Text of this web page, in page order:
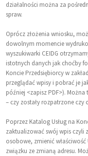
działalności można za
spraw.
Oprócz złożenia wniosku,
dowolnym momencie
wyszukiwarki CEIDG
istotnych danych jak choćby
Koncie Przedsiębiorcy w
przeglądać wpisy i pobrać je
później <zapisz PDF>).
– czy zostały rozpatrzone czy
Poprzez Katalog Usług na
zaktualizować swój wpis czyli
osobowe, zmienić
związku ze zmianą adresu.